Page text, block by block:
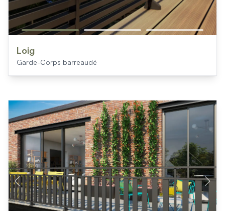
Loig
Garde-Corps barreaudé